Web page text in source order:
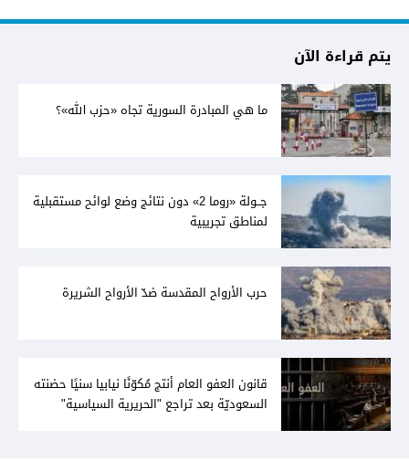
يتم قراءة الآن
ما هي المبادرة السورية تجاه «حزب الله»؟
جــولة «روما 2» دون نتائج وضع لوائح مستقبلية
لمناطق تجريبية
حرب الأرواح المقدسة ضدّ الأرواح الشريرة
قانون العفو العام أنتج مُكوّنًا نيابيا سنيًا حضنته
السعوديّة بعد تراجع "الحريرية السياسية"